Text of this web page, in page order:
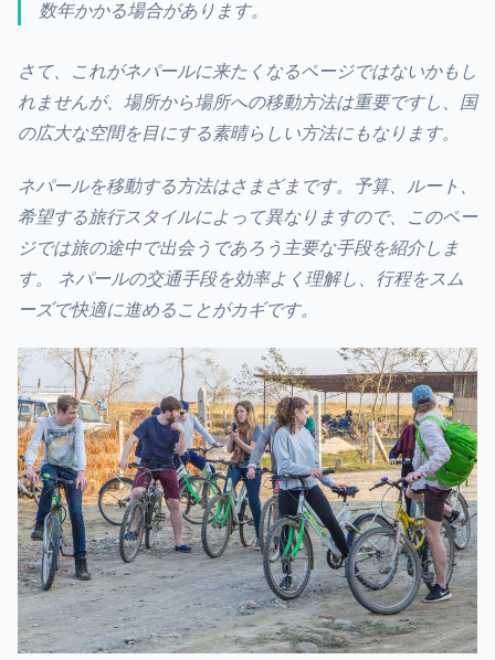
数年かかる場合があります。
さて、これがネパールに来たくなるページではないかもし
れませんが、場所から場所への移動方法は重要ですし、国
の広大な空間を目にする素晴らしい方法にもなります。
ネパールを移動する方法はさまざまです。予算、ルート、
希望する旅行スタイルによって異なりますので、このペー
ジでは旅の途中で出会うであろう主要な手段を紹介しま
す。
ネパールの交通手段を効率よく理解し、行程をスム
ーズで快適に進めることがカギです。